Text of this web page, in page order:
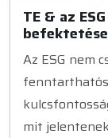
TE & az
Az ESG nem
mit